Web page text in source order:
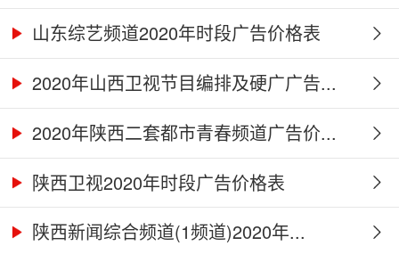
山东综艺频道2020年时段广告价格表
2020年山西卫视节目编排及硬广广告...
2020年陕西二套都市青春频道广告价...
陕西卫视2020年时段广告价格表
陕西新闻综合频道(1频道)2020年...